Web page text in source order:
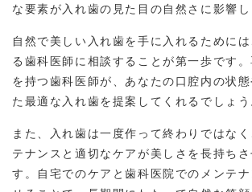
な要素が入れ歯の見た目の自然さに影響し
自然で美しい入れ歯を手に入れるために
る歯科医師に相談することが第一歩です
を持つ歯科医師が、あなたの口腔内の状
た最適な入れ歯を提案してくれるでしょう
また、入れ歯は一度作って終わりではな
テナンスと適切なケアが美しさを長持ち
す。自宅でのケアと歯科医院でのメンテ